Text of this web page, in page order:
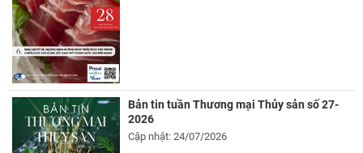
Bản tin tuần Thương mại Thủy sản số 27-
2026
Cập nhật: 24/07/2026